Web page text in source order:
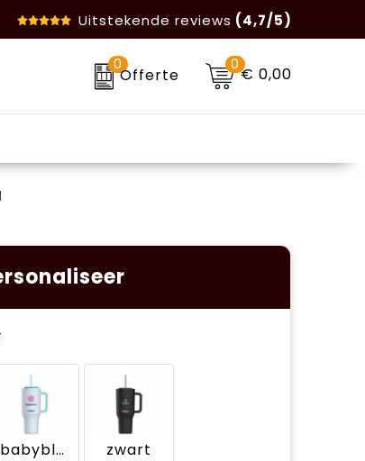
Uitstekende reviews (4,7/5)
0
Offerte
0€ 0,00
babyblauw zwart